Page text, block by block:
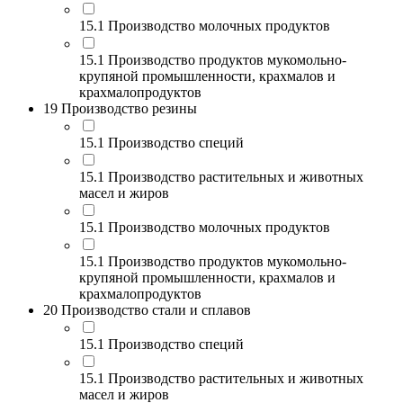
15.1 Производство молочных продуктов
15.1 Производство продуктов мукомольно-
крупяной промышленности, крахмалов и
крахмалопродуктов
19 Производство резины
15.1 Производство специй
15.1 Производство растительных и животных
масел и жиров
15.1 Производство молочных продуктов
15.1 Производство продуктов мукомольно-
крупяной промышленности, крахмалов и
крахмалопродуктов
20 Производство стали и сплавов
15.1 Производство специй
15.1 Производство растительных и животных
масел и жиров